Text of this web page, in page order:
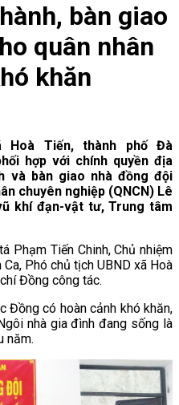
bàn giao
quân nhân
khăn
Hoà Tiến, thành phố Đà
hợp với chính quyền địa
và bàn giao nhà đồng đội
chuyên nghiệp (QNCN) Lê
khí đạn-vật tư, Trung tâm
Phạm Tiến Chinh, Chủ nhiệm
Phó chủ tịch UBND xã Hoà
Đồng công tác.
Đồng có hoàn cảnh khó khăn,
nhà gia đình đang sống là
năm.